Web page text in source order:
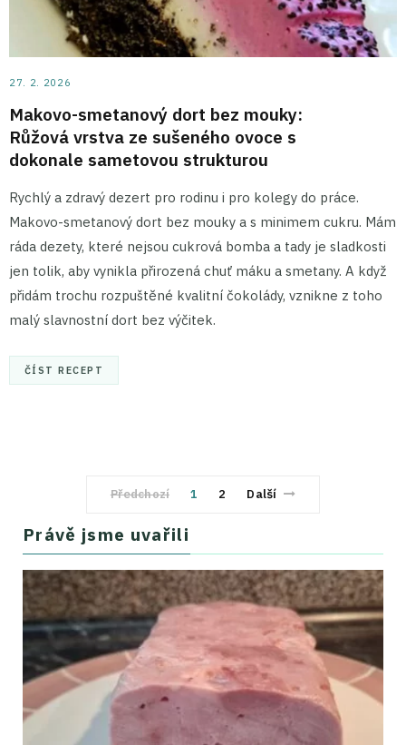
27. 2. 2026
Makovo-smetanový dort bez mouky:
Růžová vrstva ze sušeného ovoce s
dokonale sametovou strukturou
Rychlý a zdravý dezert pro rodinu i pro kolegy do práce.
Makovo-smetanový dort bez mouky a s minimem cukru. Mám
ráda dezety, které nejsou cukrová bomba a tady je sladkosti
jen tolik, aby vynikla přirozená chuť máku a smetany. A když
přidám trochu rozpuštěné kvalitní čokolády, vznikne z toho
malý slavnostní dort bez výčitek.
ČÍST RECEPT
Předchozí 1 2 Další
Právě jsme uvařili